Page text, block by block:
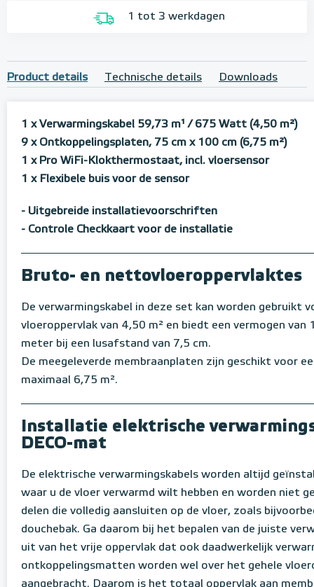
1 tot 3 werkdagen
Product details Technische details Downloads
1 x Verwarmingskabel 59,73 m¹ / 675 Watt (4,50 m²)
9 x Ontkoppelingsplaten, 75 cm x 100 cm (6,75 m²)
1 x Pro WiFi-Klokthermostaat, incl. vloersensor
1 x Flexibele buis voor de sensor
- Uitgebreide installatievoorschriften
- Controle Checkkaart voor de installatie
Bruto- en nettovloeroppervlaktes
De verwarmingskabel in deze set kan worden gebruikt
vloeroppervlak van 4,50 m² en biedt een vermogen van
meter bij een lusafstand van 7,5 cm.
De meegeleverde membraanplaten zijn geschikt voor
maximaal 6,75 m².
Installatie elektrische
DECO-mat
De elektrische verwarmingskabels worden altijd
waar u de vloer verwarmd wilt hebben en worden niet
delen die volledig aansluiten op de vloer, zoals
douchebak. Ga daarom bij het bepalen van de juiste
uit van het vrije oppervlak dat ook daadwerkelijk
ontkoppelingsmatten worden wel over het gehele
aangebracht. Daarom is het totaal oppervlak aan